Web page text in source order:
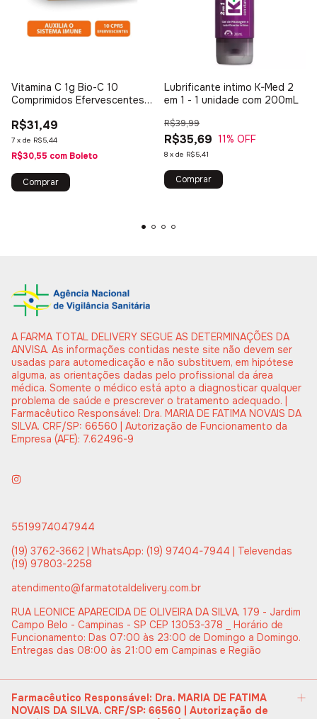
Vitamina C 1g Bio-C 10
Comprimidos Efervescentes
R$31,49
7 x de R$5,44
R$30,55 com Boleto
Lubrificante intimo K-Med 2
em 1 - 1 unidade com 200mL
R$35,69
R$39,99
11% OFF
8 x de R$5,41
A FARMA TOTAL DELIVERY SEGUE AS DETERMINAÇÕES DA
ANVISA. As informações contidas neste site não devem ser
usadas para automedicação e não substituem, em hipótese
alguma, as orientações dadas pelo profissional da área
médica. Somente o médico está apto a diagnosticar qualquer
problema de saúde e prescrever o tratamento adequado. |
Farmacêutico Responsável: Dra. MARIA DE FATIMA NOVAIS DA
SILVA. CRF/SP: 66560 | Autorização de Funcionamento da
Empresa (AFE): 7.62496-9
5519974047944
(19) 3762-3662 | WhatsApp: (19) 97404-7944 | Televendas
(19) 97803-2258
atendimento@farmatotaldelivery.com.br
RUA LEONICE APARECIDA DE OLIVEIRA DA SILVA, 179 - Jardim
Campo Belo - Campinas - SP CEP 13053-378 _ Horário de
Funcionamento: Das 07:00 às 23:00 de Domingo a Domingo.
Entregas das 08:00 às 21:00 em Campinas e Região
Farmacêutico Responsável: Dra. MARIA DE FATIMA
NOVAIS DA SILVA. CRF/SP: 66560 | Autorização de